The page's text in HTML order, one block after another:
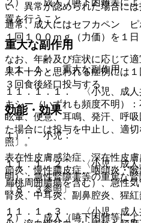
い、異常が認められた場合に
置を行うこと。
重大な副作用
１１．１． 重大な副作用
１１．１．１． 〈小児、成人
キシー（いずれも頻度不明）
眩暈、便意、耳鳴、発汗、呼
た場合には投与を中止し、適
照〕。
１１．１．２． 〈小児、成人
明）：急性腎障害等の重篤な
〔８．３参照〕。
１１．１．３． 〈小児、成
２）． 成人（嚥下困難等によ
通常、成人にはセフカペン ピ
１回１００ｍｇ（力価）を１日
なお、年齢及び症状に応じて
果不十分と思われる症例には
３回食後経口投与する。
効能・効果
１）． 小児：
表在性皮膚感染症、深在性皮
節炎、慢性膿皮症、咽頭炎・
扁桃周囲膿瘍を含む）、急性
腎炎、中耳炎、副鼻腔炎、猩紅
２）． 成人（嚥下困難等に